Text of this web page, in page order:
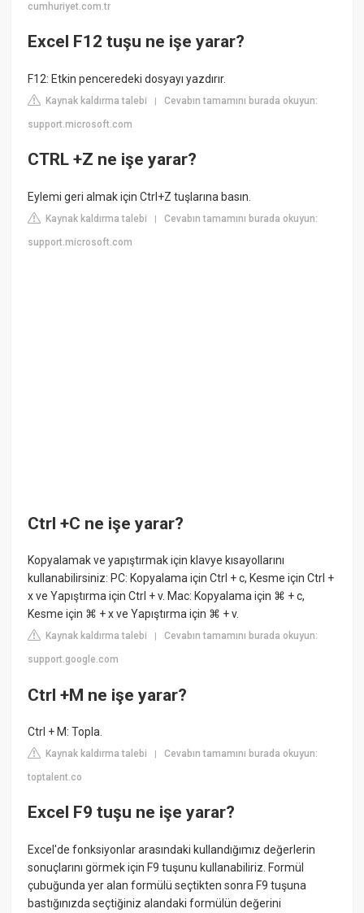
cumhuriyet.com.tr
Excel F12 tuşu ne işe yarar?
F12: Etkin penceredeki dosyayı yazdırır.
Kaynak kaldırma talebi |Cevabın tamamını burada okuyun:
support.microsoft.com
CTRL +Z ne işe yarar?
Eylemi geri almak için Ctrl+Z tuşlarına basın.
Kaynak kaldırma talebi |Cevabın tamamını burada okuyun:
support.microsoft.com
Ctrl +C ne işe yarar?
Kopyalamak ve yapıştırmak için klavye kısayollarını
kullanabilirsiniz: PC: Kopyalama için Ctrl + c, Kesme için Ctrl +
x ve Yapıştırma için Ctrl + v. Mac: Kopyalama için ⌘ + c,
Kesme için ⌘ + x ve Yapıştırma için ⌘ + v.
Kaynak kaldırma talebi |Cevabın tamamını burada okuyun:
support.google.com
Ctrl +M ne işe yarar?
Ctrl + M: Topla.
Kaynak kaldırma talebi |Cevabın tamamını burada okuyun:
toptalent.co
Excel F9 tuşu ne işe yarar?
Excel'de fonksiyonlar arasındaki kullandığımız değerlerin
sonuçlarını görmek için F9 tuşunu kullanabiliriz. Formül
çubuğunda yer alan formülü seçtikten sonra F9 tuşuna
bastığınızda seçtiğiniz alandaki formülün değerini